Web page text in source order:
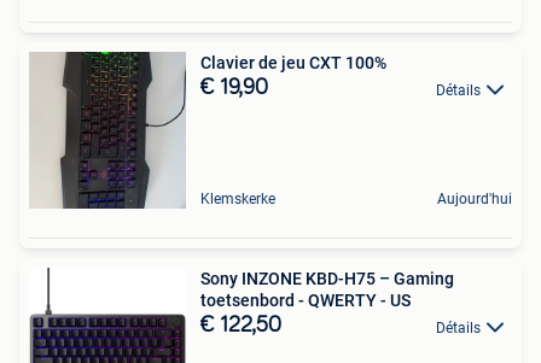
Clavier de jeu CXT 100%
€ 19,90 Détails
Klemskerke Aujourd'hui
Sony INZONE KBD-H75 – Gaming
toetsenbord - QWERTY - US
€ 122,50 Détails